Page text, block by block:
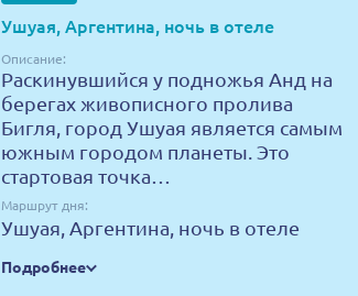
Ушуая, Аргентина, ночь в отеле
Описание:
Раскинувшийся у подножья Анд на
берегах живописного пролива
Бигля, город Ушуая является самым
южным городом планеты. Это
стартовая точка…
Маршрут дня:
Ушуая, Аргентина, ночь в отеле
Подробнее